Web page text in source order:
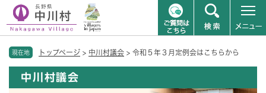
現在地 トップページ > 中川村議会 > 令和５年３月定例会はこちらから
中川村議会